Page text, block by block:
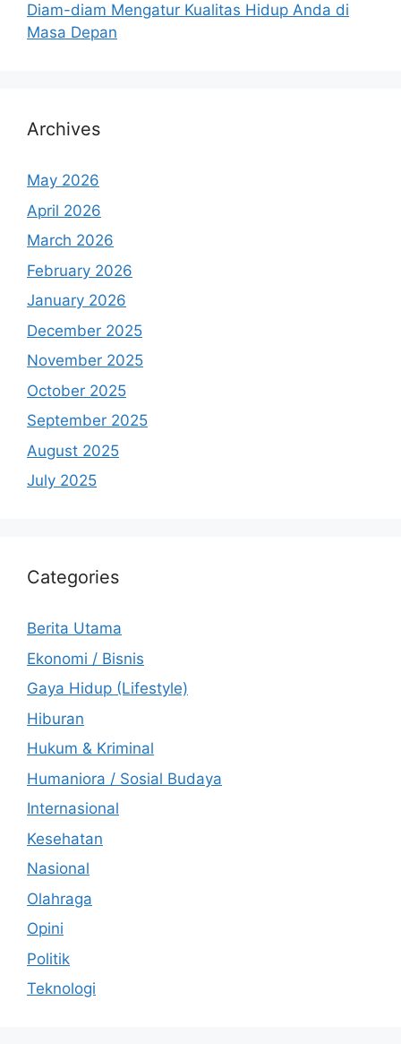
Diam-diam Mengatur Kualitas Hidup Anda di
Masa Depan
Archives
May 2026
April 2026
March 2026
February 2026
January 2026
December 2025
November 2025
October 2025
September 2025
August 2025
July 2025
Categories
Berita Utama
Ekonomi / Bisnis
Gaya Hidup (Lifestyle)
Hiburan
Hukum & Kriminal
Humaniora / Sosial Budaya
Internasional
Kesehatan
Nasional
Olahraga
Opini
Politik
Teknologi